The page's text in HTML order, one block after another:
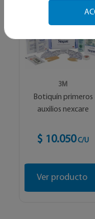
3M
Botiquín primeros
auxilios nexcare
$ 10.050 C/U
Ver producto